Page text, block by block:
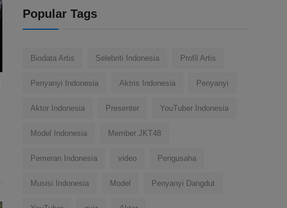
Popular Tags
Biodata Artis Selebriti Indonesia Profil Artis
Penyanyi Indonesia Aktris Indonesia Penyanyi
Aktor Indonesia Presenter YouTuber Indonesia
Model Indonesia Member JKT48
Pemeran Indonesia video Pengusaha
Musisi Indonesia Model Penyanyi Dangdut